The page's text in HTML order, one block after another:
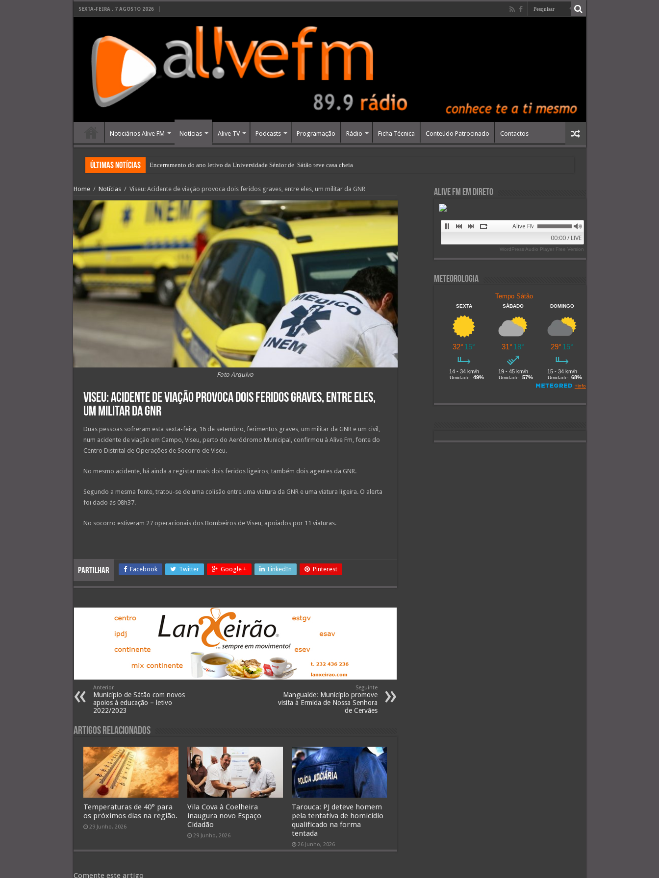
SEXTA-FEIRA , 7 AGOSTO 2026
Noticiários Alive FM Notícias Alive TV Podcasts Programação Rádio Ficha Técnica Conteúdo Patrocinado Contactos
últimas Notícias Encerramento do ano letivo da Universidade Sénior de Sátão teve casa cheia
Home / Notícias / Viseu: Acidente de viação provoca dois feridos graves, entre eles, um militar da GNR
Foto Arquivo
Viseu: Acidente de viação provoca dois feridos graves, entre eles,
um militar da GNR
Duas pessoas sofreram esta sexta-feira, 16 de setembro, ferimentos graves, um militar da GNR e um civil,
num acidente de viação em Campo, Viseu, perto do Aeródromo Municipal, confirmou à Alive Fm, fonte do
Centro Distrital de Operações de Socorro de Viseu.
No mesmo acidente, há ainda a registar mais dois feridos ligeiros, também dois agentes da GNR.
Segundo a mesma fonte, tratou-se de uma colisão entre uma viatura da GNR e uma viatura ligeira. O alerta
foi dado às 08h37.
No socorro estiveram 27 operacionais dos Bombeiros de Viseu, apoiados por 11 viaturas.
Partilhar Facebook Twitter Google + LinkedIn Pinterest
Anterior
Município de Sátão com novos
apoios à educação – letivo
2022/2023
Seguinte
Mangualde: Município promove
visita à Ermida de Nossa Senhora
de Cervães
Artigos Relacionados
Temperaturas de 40° para
os próximos dias na região.
29 Junho, 2026
Vila Cova à Coelheira
inaugura novo Espaço
Cidadão
29 Junho, 2026
Tarouca: PJ deteve homem
pela tentativa de homicídio
qualificado na forma
tentada
26 Junho, 2026
Comente este artigo
Alive FM em Direto
Alive FM 89.9
00:00 / LIVE
WordPress Audio Player Free Version
Meteorologia